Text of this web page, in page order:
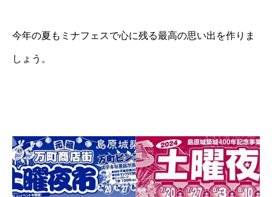
今年の夏もミナフェスで心に残る最高の思い出を作りま
しょう。